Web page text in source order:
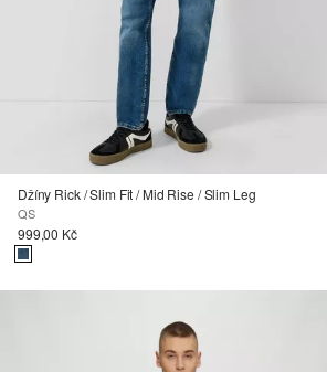
Džíny Rick / Slim Fit / Mid Rise / Slim Leg
QS
999,00 Kč